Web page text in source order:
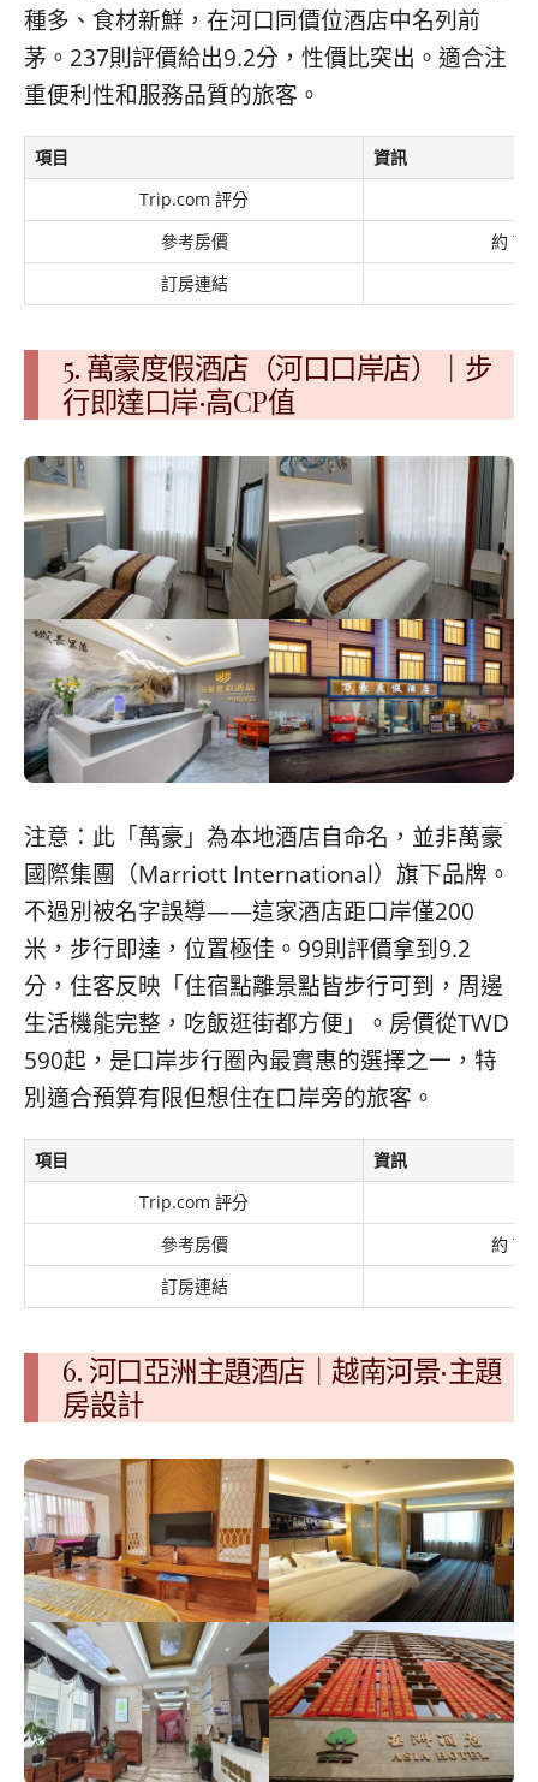
種多、食材新鮮，在河口同價位酒店中名列前
茅。237則評價給出9.2分，性價比突出。適合注
重便利性和服務品質的旅客。
項目
資訊
Trip.com 評分
參考房價
約
訂房連結
5. 萬豪度假酒店（河口口岸店）｜步
行即達口岸·高CP值
注意：此「萬豪」為本地酒店自命名，並非萬豪
國際集團（Marriott International）旗下品牌。
不過別被名字誤導——這家酒店距口岸僅200
米，步行即達，位置極佳。99則評價拿到9.2
分，住客反映「住宿點離景點皆步行可到，周邊
生活機能完整，吃飯逛街都方便」。房價從TWD
590起，是口岸步行圈內最實惠的選擇之一，特
別適合預算有限但想住在口岸旁的旅客。
項目
資訊
Trip.com 評分
參考房價
約
訂房連結
6. 河口亞洲主題酒店｜越南河景·主題
房設計